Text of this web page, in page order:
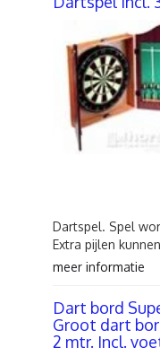
Dartspel. Spel
Extra pijlen
meer informatie
Dart bord
Groot dart
2 mtr. Incl.